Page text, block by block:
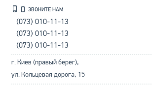
ЗВОНИТЕ НАМ:
(073) 010-11-13
(073) 010-11-13
(073) 010-11-13
г. Киев (правый берег),
ул. Кольцевая дорога, 15